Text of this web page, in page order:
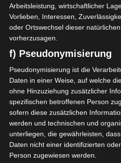
Étoile Olympique Sidi
Bouzid (EOSB)
0
Stade Municipal 17
26 Okt. 2025
Étoile Olympique Sidi
Bouzid (EOSB)
2
Stade Municipal 17
12 Okt. 2025- 15:00
Bouzid (EOSB)
1
Stade Municipal 17
28 Sep. 2025-15:30
Arbeitsleistung, wirtschaftlicher
Vorlieben, Interessen,
oder Ortswechsel dieser
vorherzusagen.
f) Pseudonymisierung
Pseudonymisierung ist die
Daten in einer Weise, auf welche
ohne Hinzuziehung zusätzlicher
spezifischen betroffenen Person
sofern diese zusätzlichen
werden und technischen und
unterliegen, die gewährleisten,
Daten nicht einer identifizierten
Person zugewiesen werden.